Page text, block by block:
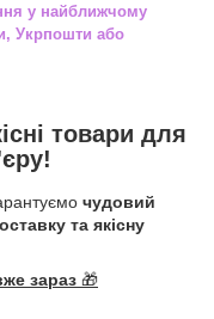
у найближчому
Укрпошти або
товари для
чудовий
та якісну
зараз 🎁